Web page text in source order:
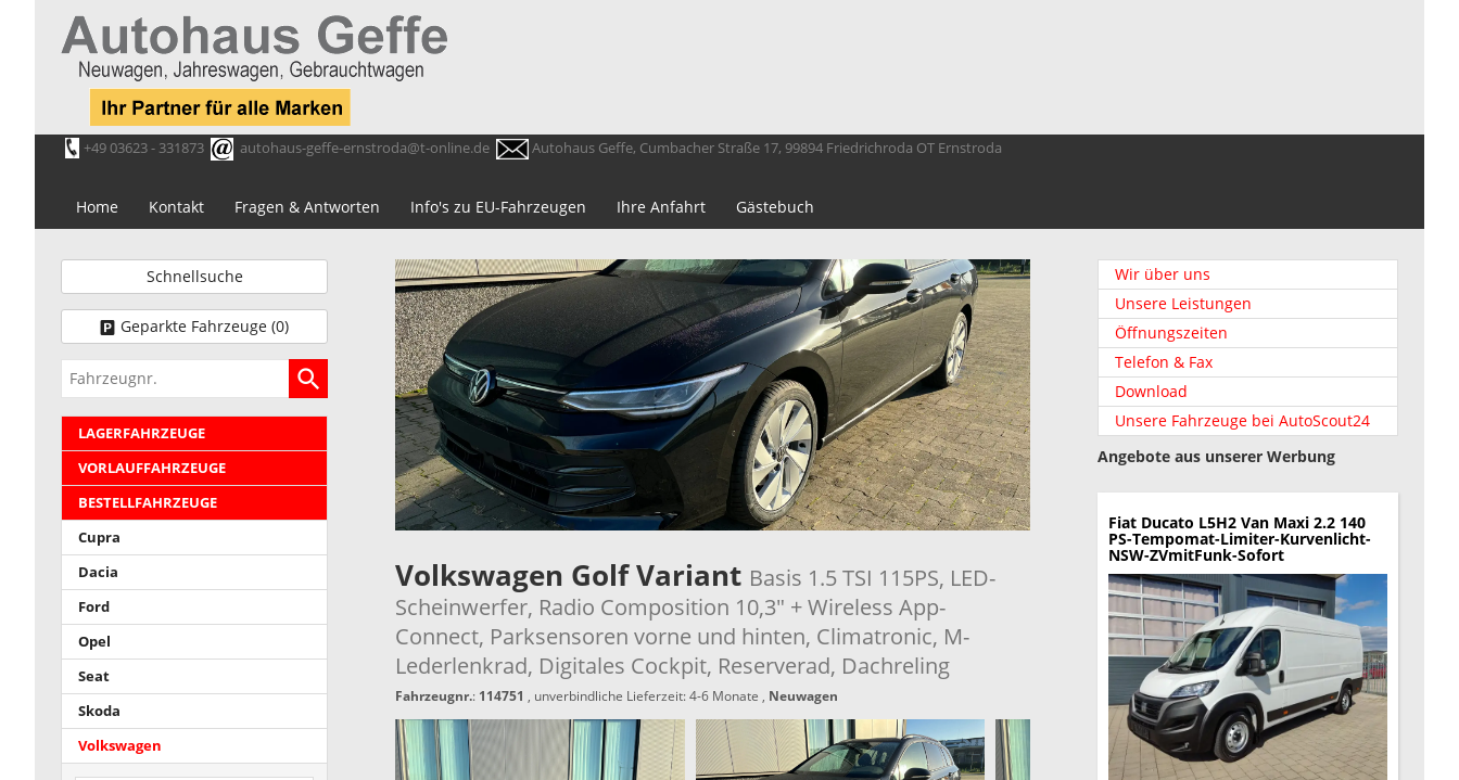
+49 03623 - 331873 autohaus-geffe-ernstroda@t-online.de Autohaus Geffe, Cumbacher Straße 17, 99894 Friedrichroda OT Ernstroda
Home Kontakt Fragen & Antworten Info's zu EU-Fahrzeugen Ihre Anfahrt Gästebuch
Volkswagen Golf Variant Basis 1.5 TSI 115PS, LED-
Scheinwerfer, Radio Composition 10,3" + Wireless App-
Connect, Parksensoren vorne und hinten, Climatronic, M-
Lederlenkrad, Digitales Cockpit, Reserverad, Dachreling
Fahrzeugnr.: 114751 , unverbindliche Lieferzeit: 4-6 Monate , Neuwagen
Schnellsuche
Geparkte Fahrzeuge (0)
Fahrzeugnr.
LAGERFAHRZEUGE
VORLAUFFAHRZEUGE
BESTELLFAHRZEUGE
Cupra
Dacia
Ford
Opel
Seat
Skoda
Volkswagen
Wir über uns
Unsere Leistungen
Öffnungszeiten
Telefon & Fax
Download
Unsere Fahrzeuge bei AutoScout24
Angebote aus unserer Werbung
Fiat Ducato L5H2 Van Maxi 2.2 140
PS-Tempomat-Limiter-Kurvenlicht-
NSW-ZVmitFunk-Sofort